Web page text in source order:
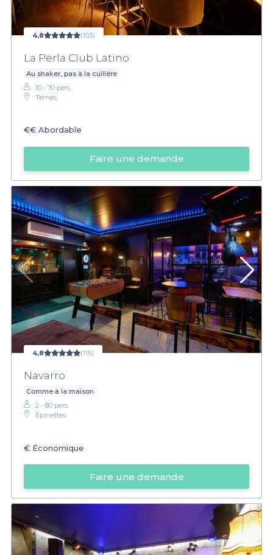
4,8 (103)
La Perla Club Latino
Au shaker, pas à la cuillère
10 - 70 pers.
Ternes
€€ Abordable
Faire une demande
4,8 (115)
Navarro
Comme à la maison
2 - 80 pers.
Épinettes
€ Économique
Faire une demande